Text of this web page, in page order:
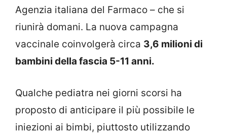
Agenzia italiana del Farmaco – che si
riunirà domani. La nuova campagna
vaccinale coinvolgerà circa 3,6 milioni di
bambini della fascia 5-11 anni.
Qualche pediatra nei giorni scorsi ha
proposto di anticipare il più possibile le
iniezioni ai bimbi, piuttosto utilizzando